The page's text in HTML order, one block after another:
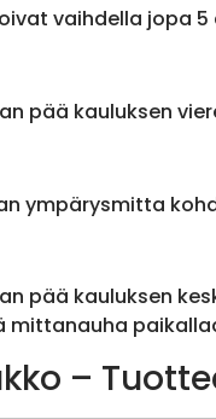
vaihdella jopa 5
pää kauluksen
ympärysmitta
pää kauluksen
mittanauha
–